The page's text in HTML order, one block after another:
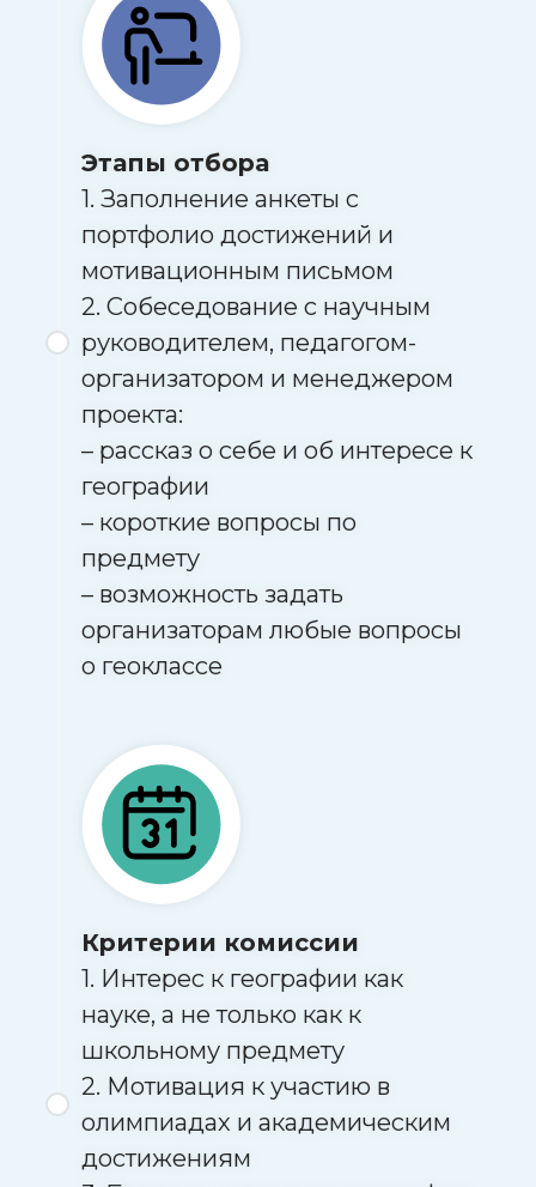
Этапы отбора
1. Заполнение анкеты с
портфолио достижений и
мотивационным письмом
2. Собеседование с научным
руководителем, педагогом-
организатором и менеджером
проекта:
– рассказ о себе и об интересе к
географии
– короткие вопросы по
предмету
– возможность задать
организаторам любые вопросы
о геоклассе
Критерии комиссии
1. Интерес к географии как
науке, а не только как к
школьному предмету
2. Мотивация к участию в
олимпиадах и академическим
достижениям